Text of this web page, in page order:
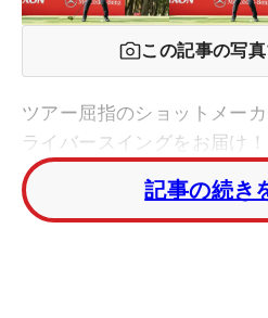
この記事の写真
ツアー屈指のショットメー
ライバースイングをお届け！
記事の続き